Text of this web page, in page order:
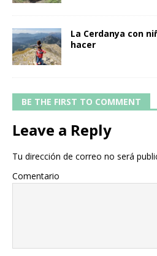
La Cerdanya con
hacer
BE THE FIRST TO COMMENT
Leave a Reply
Tu dirección de correo no será
Comentario